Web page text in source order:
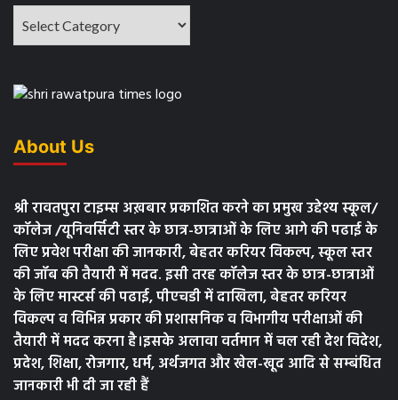
About Us
श्री रावतपुरा टाइम्स अख़बार प्रकाशित करने का प्रमुख उद्देश्य स्कूल/
कॉलेज /यूनिवर्सिटी स्तर के छात्र-छात्राओं के लिए आगे की पढाई के
लिए प्रवेश परीक्षा की जानकारी, बेहतर करियर विकल्प, स्कूल स्तर
की जॉब की तैयारी में मदद. इसी तरह कॉलेज स्तर के छात्र-छात्राओं
के लिए मास्टर्स की पढाई, पीएचडी में दाखिला, बेहतर करियर
विकल्प व विभिन्न प्रकार की प्रशासनिक व विभागीय परीक्षाओं की
तैयारी में मदद करना है।इसके अलावा वर्तमान में चल रही देश विदेश,
प्रदेश, शिक्षा, रोजगार, धर्म, अर्थजगत और खेल-खूद आदि से सम्बंधित
जानकारी भी दी जा रही हैं